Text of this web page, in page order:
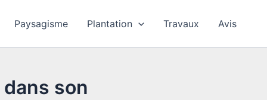
Paysagisme Plantation Travaux Avis
son